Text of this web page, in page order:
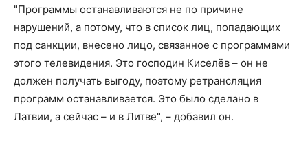
"Программы останавливаются не по причине
нарушений, а потому, что в список лиц, попадающих
под санкции, внесено лицо, связанное с программами
этого телевидения. Это господин Киселёв – он не
должен получать выгоду, поэтому ретрансляция
программ останавливается. Это было сделано в
Латвии, а сейчас – и в Литве", – добавил он.